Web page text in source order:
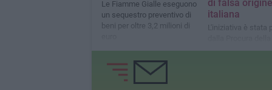
Le Fiamme Gialle eseguono
un sequestro preventivo di
beni per oltre 3,2 milioni di
di falsa origine
italiana
L'iniziativa è stata
Repubblica di